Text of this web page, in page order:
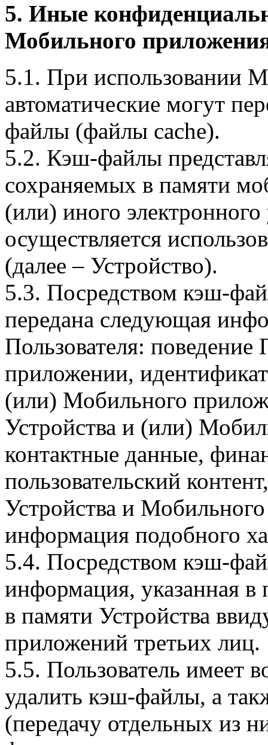
5. Иные
Мобильного
5.1. При использовании
автоматические могут
файлы (файлы cache).
5.2. Кэш-файлы
сохраняемых в памяти
(или) иного электронного
осуществляется
(далее – Устройство).
5.3. Посредством кэш-
передана следующая
Пользователя:
приложении,
(или) Мобильного
Устройства и (или)
контактные данные,
пользовательский
Устройства и
информация подобного
5.4. Посредством кэш-
информация, указанная в
в памяти Устройства
приложений третьих лиц.
5.5. Пользователь имеет
удалить кэш-файлы, а
(передачу отдельных из